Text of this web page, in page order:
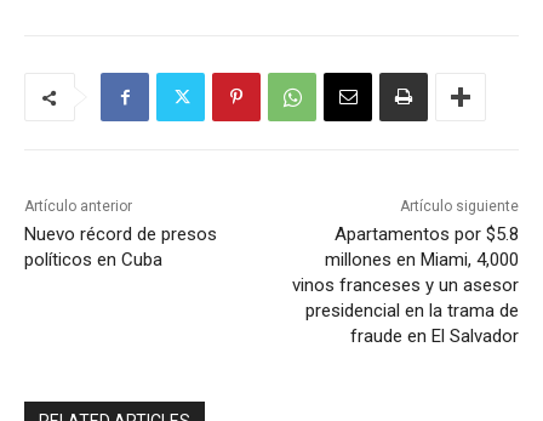
Artículo anterior
Nuevo récord de presos
políticos en Cuba
Artículo siguiente
Apartamentos por $5.8
millones en Miami, 4,000
vinos franceses y un asesor
presidencial en la trama de
fraude en El Salvador